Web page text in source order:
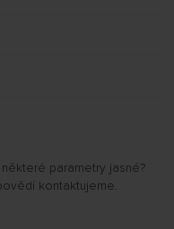
parametry jasné?
kontaktujeme.